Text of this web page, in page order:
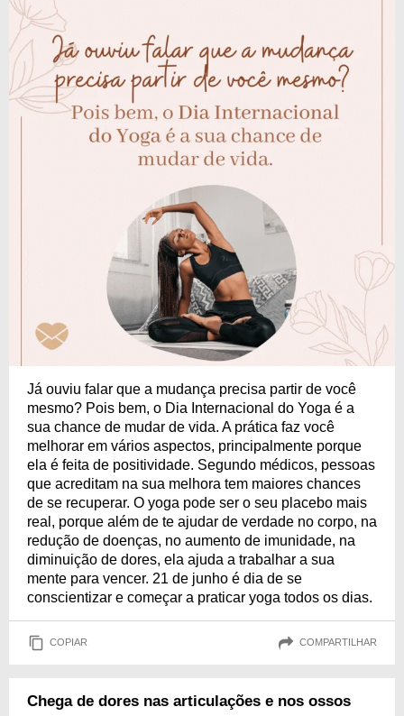
Já ouviu falar que a mudança precisa partir de você
mesmo? Pois bem, o Dia Internacional do Yoga é a
sua chance de mudar de vida. A prática faz você
melhorar em vários aspectos, principalmente porque
ela é feita de positividade. Segundo médicos, pessoas
que acreditam na sua melhora tem maiores chances
de se recuperar. O yoga pode ser o seu placebo mais
real, porque além de te ajudar de verdade no corpo, na
redução de doenças, no aumento de imunidade, na
diminuição de dores, ela ajuda a trabalhar a sua
mente para vencer. 21 de junho é dia de se
conscientizar e começar a praticar yoga todos os dias.
COPIAR COMPARTILHAR
Chega de dores nas articulações e nos ossos